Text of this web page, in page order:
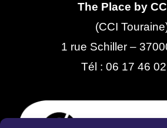
The Place by
(CCI
1 rue Schiller –
Tél : 06 17 46